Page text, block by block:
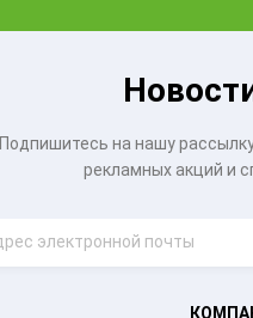
Подпишитесь на нашу
рекламных акций и